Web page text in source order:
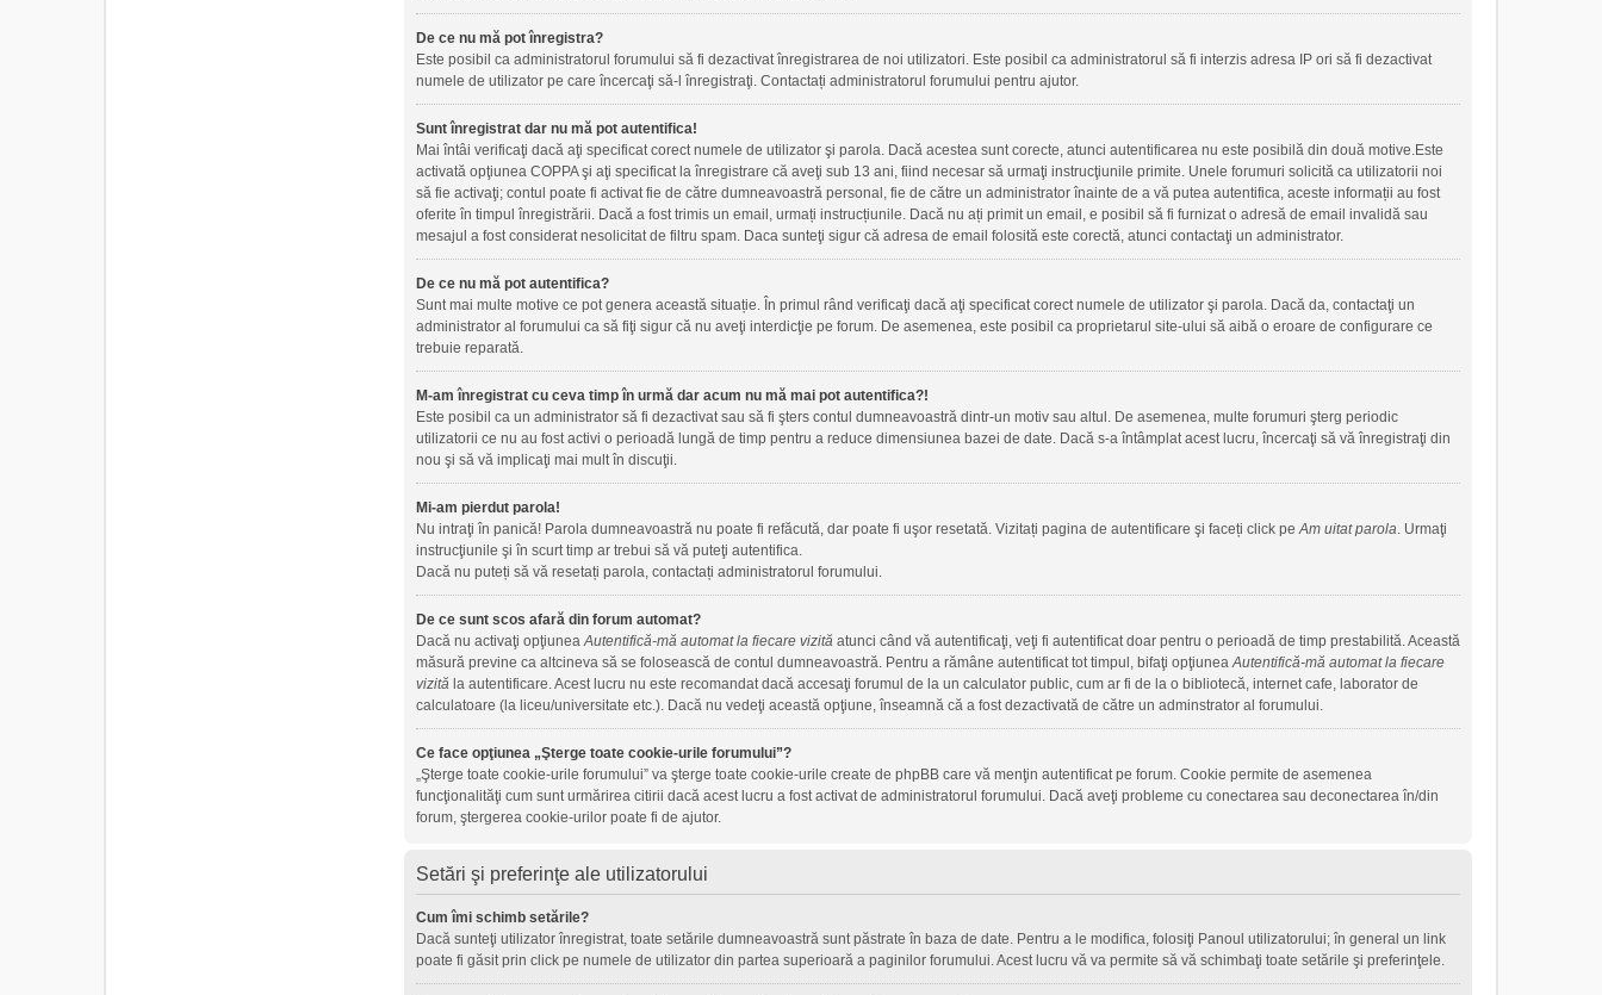
De ce nu mă pot înregistra?
Este posibil ca administratorul forumului să fi dezactivat înregistrarea de noi utilizatori. Este posibil ca administratorul să fi interzis adresa IP ori să fi dezactivat
numele de utilizator pe care încercaţi să-l înregistraţi. Contactați administratorul forumului pentru ajutor.
Sunt înregistrat dar nu mă pot autentifica!
Mai întâi verificaţi dacă aţi specificat corect numele de utilizator şi parola. Dacă acestea sunt corecte, atunci autentificarea nu este posibilă din două motive.Este
activată opţiunea COPPA şi aţi specificat la înregistrare că aveţi sub 13 ani, fiind necesar să urmaţi instrucţiunile primite. Unele forumuri solicită ca utilizatorii noi
să fie activaţi; contul poate fi activat fie de către dumneavoastră personal, fie de către un administrator înainte de a vă putea autentifica, aceste informații au fost
oferite în timpul înregistrării. Dacă a fost trimis un email, urmați instrucțiunile. Dacă nu ați primit un email, e posibil să fi furnizat o adresă de email invalidă sau
mesajul a fost considerat nesolicitat de filtru spam. Daca sunteţi sigur că adresa de email folosită este corectă, atunci contactaţi un administrator.
De ce nu mă pot autentifica?
Sunt mai multe motive ce pot genera această situație. În primul rând verificaţi dacă aţi specificat corect numele de utilizator şi parola. Dacă da, contactaţi un
administrator al forumului ca să fiţi sigur că nu aveţi interdicţie pe forum. De asemenea, este posibil ca proprietarul site-ului să aibă o eroare de configurare ce
trebuie reparată.
M-am înregistrat cu ceva timp în urmă dar acum nu mă mai pot autentifica?!
Este posibil ca un administrator să fi dezactivat sau să fi şters contul dumneavoastră dintr-un motiv sau altul. De asemenea, multe forumuri şterg periodic
utilizatorii ce nu au fost activi o perioadă lungă de timp pentru a reduce dimensiunea bazei de date. Dacă s-a întâmplat acest lucru, încercaţi să vă înregistraţi din
nou şi să vă implicaţi mai mult în discuţii.
Mi-am pierdut parola!
Nu intraţi în panică! Parola dumneavoastră nu poate fi refăcută, dar poate fi uşor resetată. Vizitați pagina de autentificare şi faceți click peAm uitat parola. Urmaţi
instrucţiunile şi în scurt timp ar trebui să vă puteţi autentifica.
Dacă nu puteți să vă resetați parola, contactați administratorul forumului.
De ce sunt scos afară din forum automat?
Dacă nu activaţi opţiuneaAutentifică-mă automat la fiecare vizită atunci când vă autentificaţi, veţi fi autentificat doar pentru o perioadă de timp prestabilită. Această
măsură previne ca altcineva să se folosească de contul dumneavoastră. Pentru a rămâne autentificat tot timpul, bifaţi opţiuneaAutentifică-mă automat la fiecare
vizită la autentificare. Acest lucru nu este recomandat dacă accesaţi forumul de la un calculator public, cum ar fi de la o bibliotecă, internet cafe, laborator de
calculatoare (la liceu/universitate etc.). Dacă nu vedeţi această opţiune, înseamnă că a fost dezactivată de către un adminstrator al forumului.
Ce face opţiunea „Şterge toate cookie-urile forumului”?
„Şterge toate cookie-urile forumului” va şterge toate cookie-urile create de phpBB care vă menţin autentificat pe forum. Cookie permite de asemenea
funcţionalităţi cum sunt urmărirea citirii dacă acest lucru a fost activat de administratorul forumului. Dacă aveţi probleme cu conectarea sau deconectarea în/din
forum, ştergerea cookie-urilor poate fi de ajutor.
Setări şi preferinţe ale utilizatorului
Cum îmi schimb setările?
Dacă sunteţi utilizator înregistrat, toate setările dumneavoastră sunt păstrate în baza de date. Pentru a le modifica, folosiţi Panoul utilizatorului; în general un link
poate fi găsit prin click pe numele de utilizator din partea superioară a paginilor forumului. Acest lucru vă va permite să vă schimbaţi toate setările şi preferinţele.